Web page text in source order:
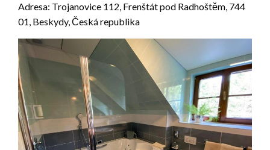
Adresa: Trojanovice 112, Frenštát pod Radhoštěm, 744
01, Beskydy, Česká republika